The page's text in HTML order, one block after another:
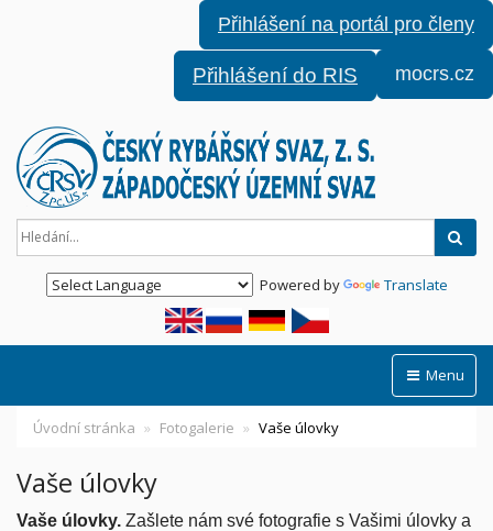
Přihlášení na portál pro členy
Přihlášení do RIS mocrs.cz
Powered by Translate
Menu
Úvodní stránka Fotogalerie Vaše úlovky
Vaše úlovky
Vaše úlovky. Zašlete nám své fotografie s Vašimi úlovky a